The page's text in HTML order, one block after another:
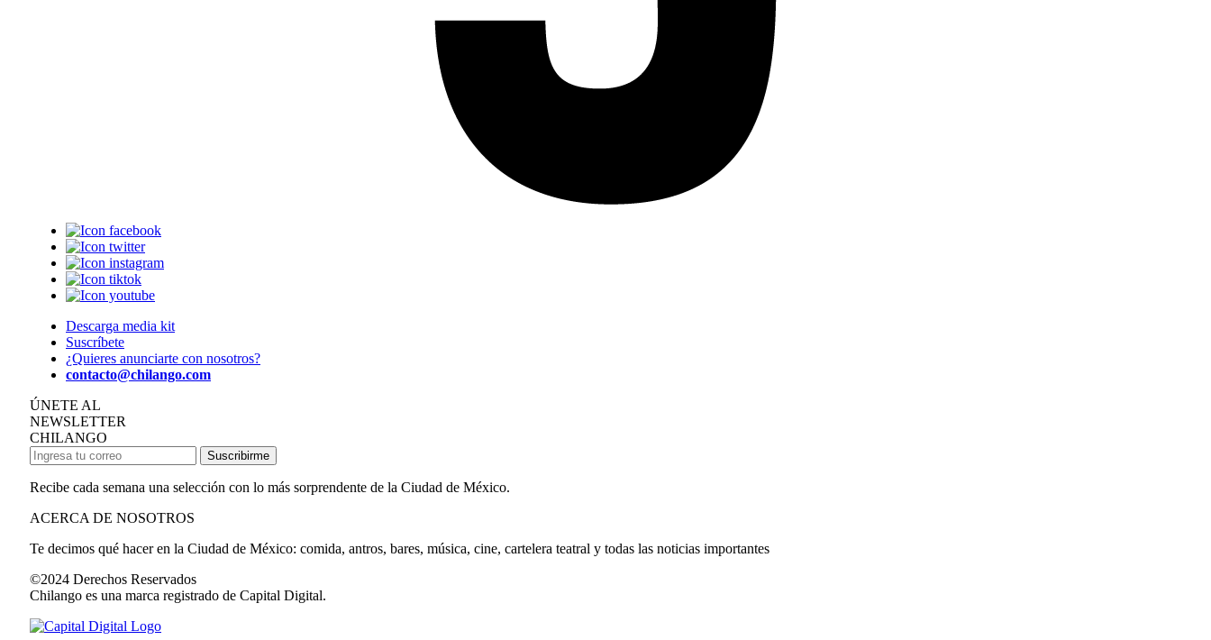
Descarga media kit
Suscríbete
¿Quieres anunciarte con nosotros?
contacto@chilango.com
ÚNETE AL
NEWSLETTER
CHILANGO
Suscribirme
Recibe cada semana una selección con lo más sorprendente de la Ciudad de México.
ACERCA DE NOSOTROS
Te decimos qué hacer en la Ciudad de México: comida, antros, bares, música, cine, cartelera teatral y todas las noticias importantes
©2024 Derechos Reservados
Chilango es una marca registrado de Capital Digital.